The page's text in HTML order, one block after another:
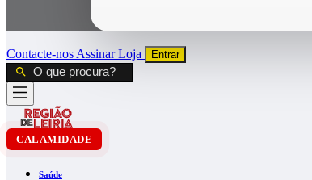
Contacte-nos AssinarLoja Entrar
CALAMIDADE
Saúde